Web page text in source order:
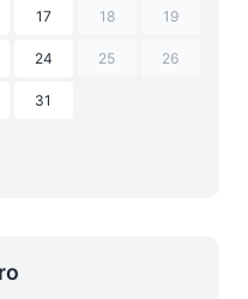
17 18 19
24 25 26
31